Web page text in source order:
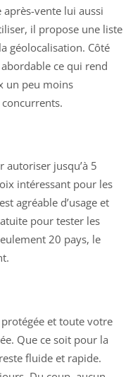
vente lui aussi
il propose une liste
géolocalisation. Côté
ce qui rend
un peu moins
autoriser jusqu’à 5
intéressant pour les
agréable d’usage et
pour tester les
20 pays, le
et toute votre
Que ce soit pour la
fluide et rapide.